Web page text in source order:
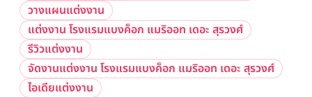
วางแผนแต่งงาน
แต่งงาน โรงแรมแบงค็อก แมริออท เดอะ สุรวงศ์
รีวิวแต่งงาน
จัดงานแต่งงาน โรงแรมแบงค็อก แมริออท เดอะ สุรวงศ์
ไอเดียแต่งงาน